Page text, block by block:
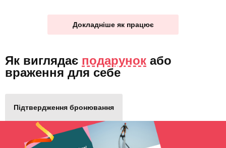
Докладніше як працює
Як виглядає подарунок або
враження для себе
Підтвердження бронювання